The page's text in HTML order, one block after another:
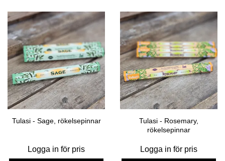
Tulasi - Sage, rökelsepinnar
Logga in för pris
Tulasi - Rosemary,
rökelsepinnar
Logga in för pris